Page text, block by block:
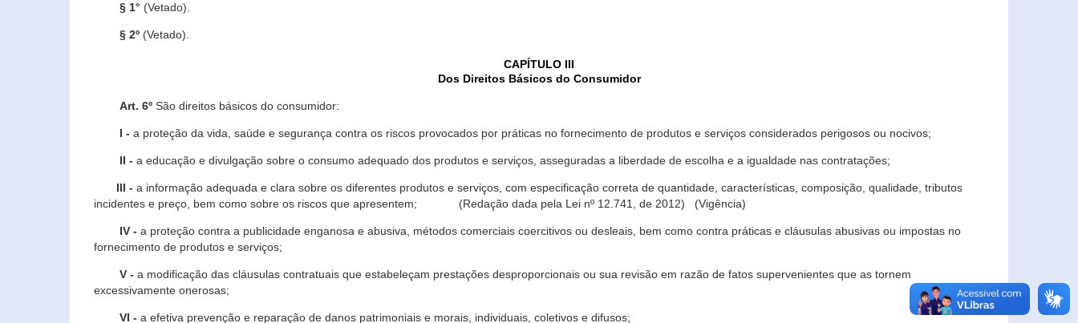
§ 1° (Vetado).
§ 2º (Vetado).
CAPÍTULO III
Dos Direitos Básicos do Consumidor
Art. 6º São direitos básicos do consumidor:
I - a proteção da vida, saúde e segurança contra os riscos provocados por práticas no fornecimento de produtos e serviços considerados perigosos ou nocivos;
II - a educação e divulgação sobre o consumo adequado dos produtos e serviços, asseguradas a liberdade de escolha e a igualdade nas contratações;
III - a informação adequada e clara sobre os diferentes produtos e serviços, com especificação correta de quantidade, características, composição, qualidade, tributos
incidentes e preço, bem como sobre os riscos que apresentem; (Redação dada pela Lei nº 12.741, de 2012) (Vigência)
IV - a proteção contra a publicidade enganosa e abusiva, métodos comerciais coercitivos ou desleais, bem como contra práticas e cláusulas abusivas ou impostas no
fornecimento de produtos e serviços;
V - a modificação das cláusulas contratuais que estabeleçam prestações desproporcionais ou sua revisão em razão de fatos supervenientes que as tornem
excessivamente onerosas;
VI - a efetiva prevenção e reparação de danos patrimoniais e morais, individuais, coletivos e difusos;